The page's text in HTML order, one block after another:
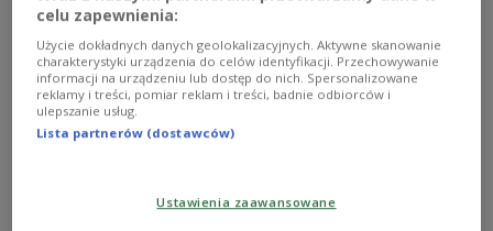
Präsident Wolodymyr Selenskyj, Vertreter des US-
Außenministeriums und nordische Partner
erwartet.
Bucharest, Romania 🇷🇴 to attend the
celu zapewnienia:
Użycie dokładnych danych geolokalizacyjnych. Aktywne skanowanie
charakterystyki urządzenia do celów identyfikacji. Przechowywanie
informacji na urządzeniu lub dostęp do nich. Spersonalizowane
reklamy i treści, pomiar reklam i treści, badnie odbiorców i
ulepszanie usług.
Lista partnerów (dostawców)
Ustawienia zaawansowane